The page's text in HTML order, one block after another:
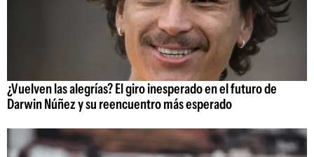
¿Vuelven las alegrías? El giro inesperado en el futuro de
Darwin Núñez y su reencuentro más esperado